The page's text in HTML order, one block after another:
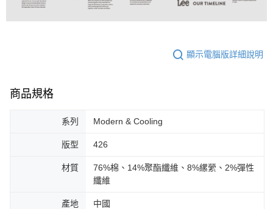
顯示電腦版詳細說明
商品規格
系列 Modern & Cooling
版型 426
材質
76%棉、14%聚酯纖維、8%縲縈、2%彈性
纖維
產地 中國